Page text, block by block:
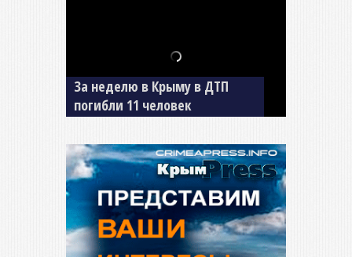
В Джанкое водитель ВАЗа
сбил двух детей на «зебре»